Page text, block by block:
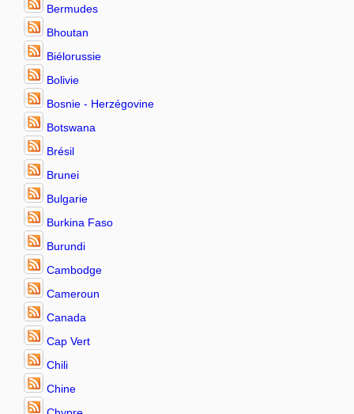
Bermudes
Bhoutan
Biélorussie
Bolivie
Bosnie - Herzégovine
Botswana
Brésil
Brunei
Bulgarie
Burkina Faso
Burundi
Cambodge
Cameroun
Canada
Cap Vert
Chili
Chine